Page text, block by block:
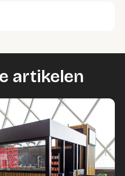
artikelen